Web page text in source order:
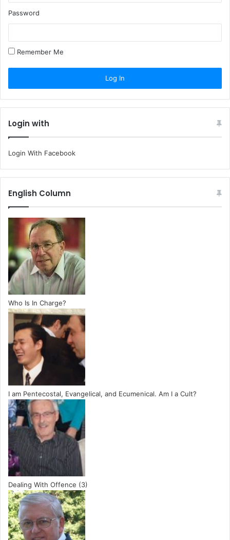
Password
Remember Me
Login with
Login With Facebook
English Column
Who Is In Charge?
I am Pentecostal, Evangelical, and Ecumenical. Am I a Cult?
Dealing With Offence (3)